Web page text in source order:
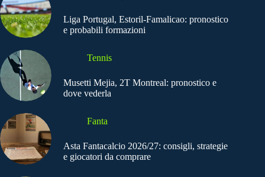
Liga Portugal, Estoril-Famalicao: pronostico
e probabili formazioni
Tennis
Musetti Mejia, 2T Montreal: pronostico e
dove vederla
Fanta
Asta Fantacalcio 2026/27: consigli, strategie
e giocatori da comprare